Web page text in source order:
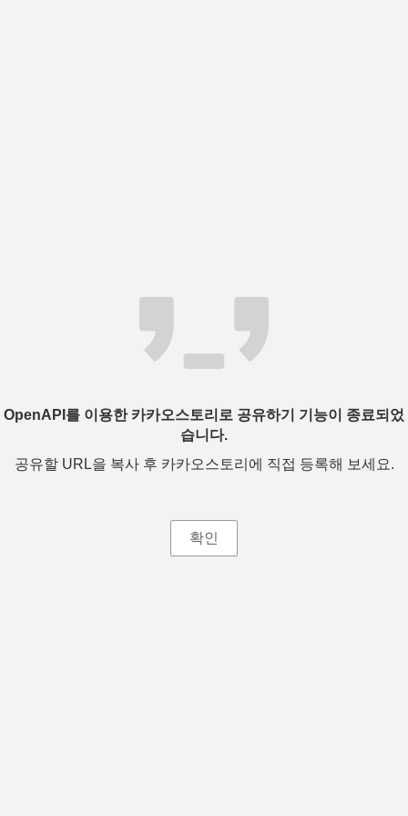
OpenAPI를 이용한 카카오스토리로 공유하기 기능이 종료되었
습니다.
공유할 URL을 복사 후 카카오스토리에 직접 등록해 보세요.
확인